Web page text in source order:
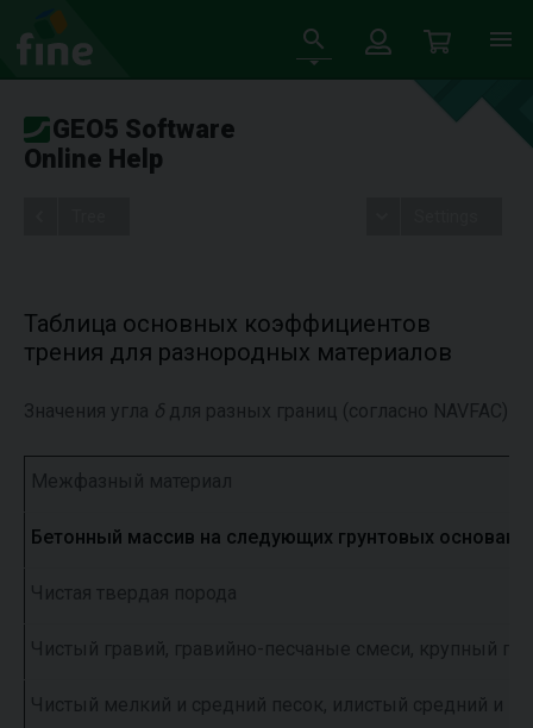
GEO5 Software
Online Help
Таблица основных коэффициентов
трения для разнородных материалов
Значения угла δ для разных границ (согласно NAVFAC)
Межфазный материал
Бетонный массив на следующих грунтовых
Чистая твердая порода
Чистый гравий, гравийно-песчаные смеси, крупный
Чистый мелкий и средний песок, илистый средний и